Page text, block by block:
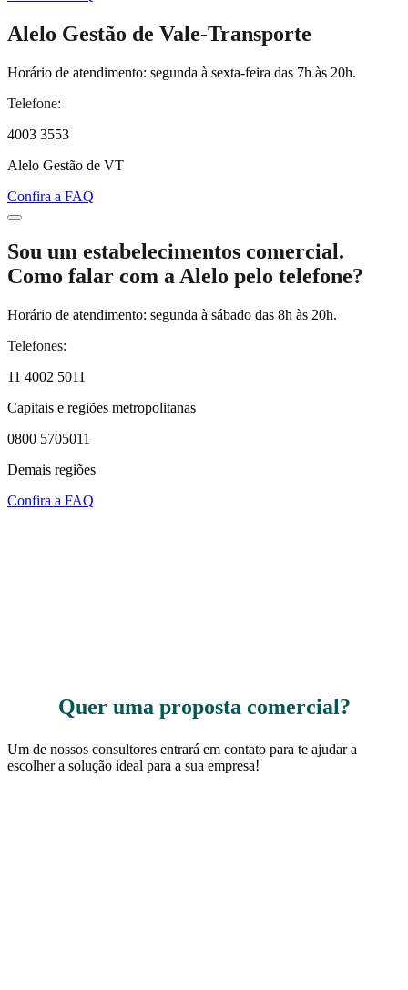
Alelo Gestão de Vale-Transporte
Horário de atendimento: segunda à sexta-feira das 7h às 20h.
Telefone:
4003 3553
Alelo Gestão de VT
Confira a FAQ
Sou um estabelecimentos comercial.
Como falar com a Alelo pelo telefone?
Horário de atendimento: segunda à sábado das 8h às 20h.
Telefones:
11 4002 5011
Capitais e regiões metropolitanas
0800 5705011
Demais regiões
Confira a FAQ
Quer uma proposta comercial?
Um de nossos consultores entrará em contato para te ajudar a
escolher a solução ideal para a sua empresa!